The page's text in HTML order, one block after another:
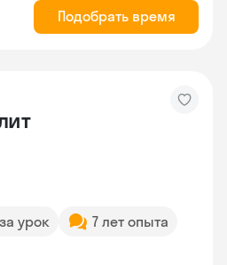
Подобрать время
урок
7 лет опыта